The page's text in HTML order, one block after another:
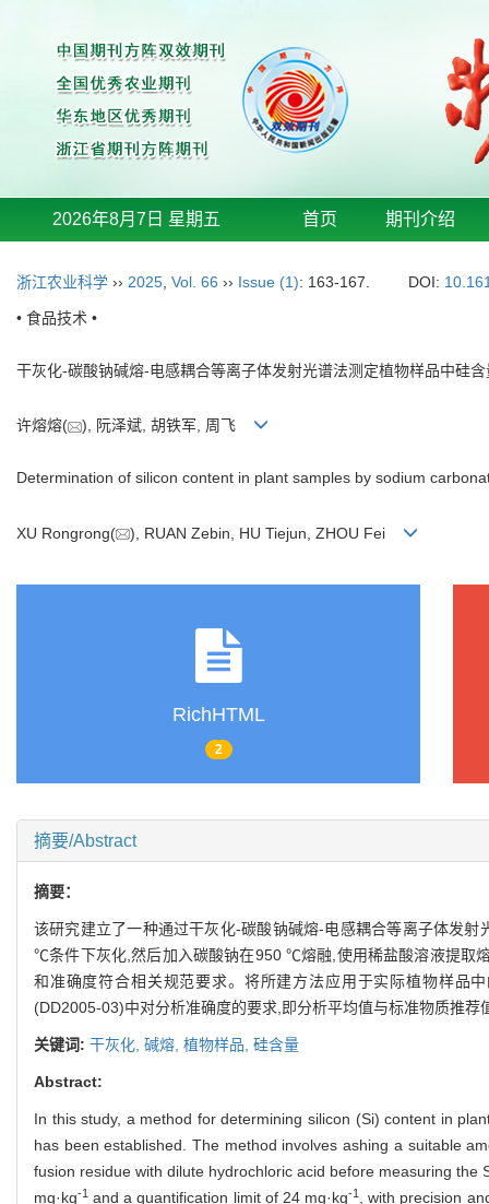
2026年8月7日 星期五 首页 期刊介绍
浙江农业科学 ›› 2025 Vol. 66 ›› Issue (1): 163-167. DOI:
• 食品技术 •
干灰化-碳酸钠碱熔-电感耦合等离子体发射光谱法测定植物样品中硅含
许熔熔( ), 阮泽斌, 胡铁军, 周飞
Determination of silicon content in plant samples by sodium
XU Rongrong( ), RUAN Zebin, HU Tiejun, ZHOU Fei
RichHTML
2
摘要/Abstract
摘要：
该研究建立了一种通过干灰化-碳酸钠碱熔-电感耦合等离子体发
℃条件下灰化,然后加入碳酸钠在950 ℃熔融,使用稀盐酸溶液提取
和准确度符合相关规范要求。将所建方法应用于实际植物样品
(DD2005-03)中对分析准确度的要求,即分析平均值与标准物质推荐
关键词: 干灰化, 碱熔, 植物样品, 硅含量
Abstract:
In this study, a method for determining silicon (Si) content in
has been established. The method involves ashing a suitable
fusion residue with dilute hydrochloric acid before measuring
mg·kg-1 and a quantification limit of 24 mg·kg-1 , with precision